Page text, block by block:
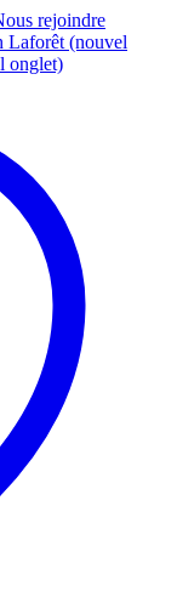
rejoindre
Laforêt (nouvel
onglet)